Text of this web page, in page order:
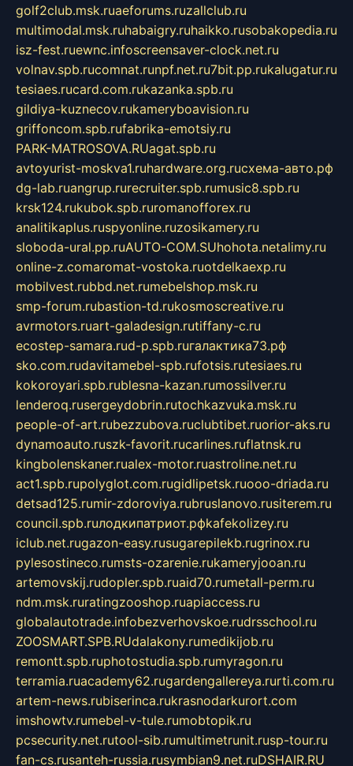
golf2club.msk.ruaeforums.ruzallclub.ru
multimodal.msk.ruhabaigry.ruhaikko.rusobakopedia.ru
isz-fest.ruewnc.infoscreensaver-clock.net.ru
volnav.spb.rucomnat.runpf.net.ru7bit.pp.rukalugatur.ru
tesiaes.rucard.com.rukazanka.spb.ru
gildiya-kuznecov.rukameryboavision.ru
griffoncom.spb.rufabrika-emotsiy.ru
PARK-MATROSOVA.RUagat.spb.ru
avtoyurist-moskva1.ruhardware.org.ruсхема-авто.рф
dg-lab.ruangrup.rurecruiter.spb.rumusic8.spb.ru
krsk124.rukubok.spb.ruromanofforex.ru
analitikaplus.ruspyonline.ruzosikamery.ru
sloboda-ural.pp.ruAUTO-COM.SUhohota.netalimy.ru
online-z.comaromat-vostoka.ruotdelkaexp.ru
mobilvest.rubbd.net.rumebelshop.msk.ru
smp-forum.rubastion-td.rukosmoscreative.ru
avrmotors.ruart-galadesign.rutiffany-c.ru
ecostep-samara.rud-p.spb.ruгалактика73.рф
sko.com.rudavitamebel-spb.rufotsis.rutesiaes.ru
kokoroyari.spb.rublesna-kazan.rumossilver.ru
lenderoq.rusergeydobrin.rutochkazvuka.msk.ru
people-of-art.rubezzubova.ruclubtibet.ruorior-aks.ru
dynamoauto.ruszk-favorit.rucarlines.ruflatnsk.ru
kingbolenskaner.rualex-motor.ruastroline.net.ru
act1.spb.rupolyglot.com.rugidlipetsk.ruooo-driada.ru
detsad125.rumir-zdoroviya.rubruslanovo.rusiterem.ru
council.spb.ruлодкипатриот.рфkafekolizey.ru
iclub.net.rugazon-easy.rusugarepilekb.rugrinox.ru
pylesostineco.rumsts-ozarenie.rukameryjooan.ru
artemovskij.rudopler.spb.ruaid70.rumetall-perm.ru
ndm.msk.ruratingzooshop.ruapiaccess.ru
globalautotrade.infobezverhovskoe.rudrsschool.ru
ZOOSMART.SPB.RUdalakony.rumedikijob.ru
remontt.spb.ruphotostudia.spb.rumyragon.ru
terramia.ruacademy62.rugardengallereya.rurti.com.ru
artem-news.rubiserinca.rukrasnodarkurort.com
imshowtv.rumebel-v-tule.rumobtopik.ru
pcsecurity.net.rutool-sib.rumultimetrunit.rusp-tour.ru
fan-cs.rusanteh-russia.rusymbian9.net.ruDSHAIR.RU